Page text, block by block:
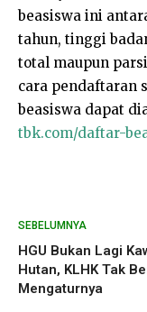
beasiswa ini
tahun, tinggi
total maupun
cara pendaftaran
beasiswa dapat
tbk.com/daftar-
SEBELUMNYA
HGU Bukan Lagi
Hutan, KLHK Tak
Mengaturnya